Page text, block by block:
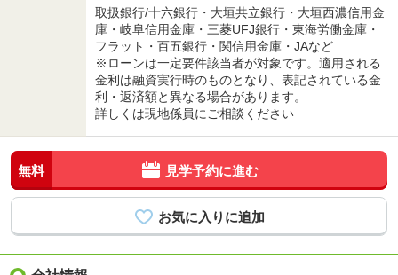
取扱銀行/十六銀行・大垣共立銀行・大垣西濃信用金
庫・岐阜信用金庫・三菱UFJ銀行・東海労働金庫・
フラット・百五銀行・関信用金庫・JAなど
※ローンは一定要件該当者が対象です。適用される
金利は融資実行時のものとなり、表記されている金
利・返済額と異なる場合があります。
詳しくは現地係員にご相談ください
無料 見学予約に進む